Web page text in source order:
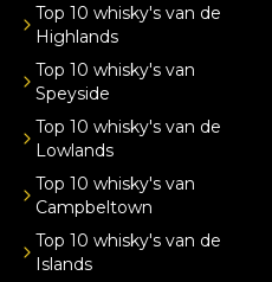
Top 10 whisky's van de
Highlands
Top 10 whisky's van
Speyside
Top 10 whisky's van de
Lowlands
Top 10 whisky's van
Campbeltown
Top 10 whisky's van de
Islands